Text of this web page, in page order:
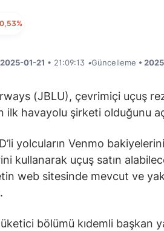
2025-01-21 • 21:09:13 •Güncelleme •
(JBLU), çevrimiçi uçuş
ilk havayolu şirketi olduğunu
yolcuların Venmo
kullanarak uçuş satın
web sitesinde mevcut ve
tüketici bölümü kıdemli başkan